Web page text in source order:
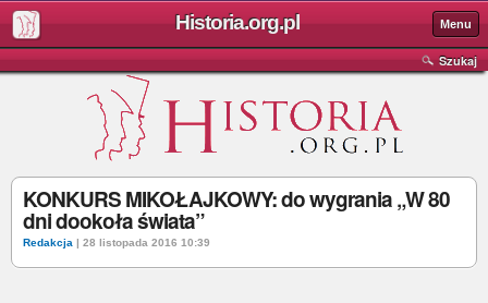
Historia.org.pl Menu
Szukaj
KONKURS MIKOŁAJKOWY: do wygrania „W 80
dni dookoła świata”
Redakcja | 28 listopada 2016 10:39